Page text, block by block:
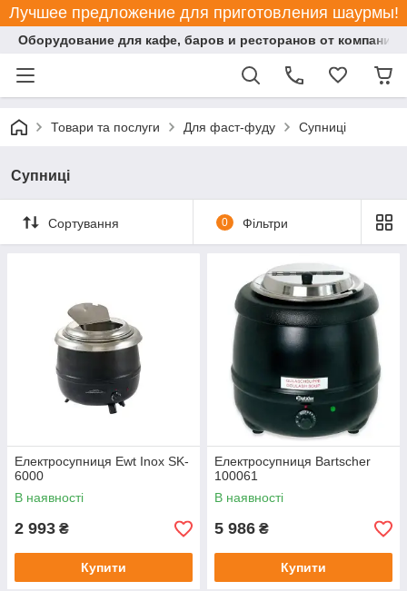
Лучшее предложение для приготовления шаурмы!
Оборудование для кафе, баров и ресторанов от компании
Товари та послуги Для фаст-фуду Супниці
Супниці
Сортування 0 Фільтри
Електросупниця Ewt Inox SK-
6000
В наявності
2 993 ₴
Купити
Електросупниця Bartscher
100061
В наявності
5 986 ₴
Купити